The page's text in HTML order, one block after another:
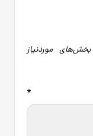
بخش‌های موردنیاز
*